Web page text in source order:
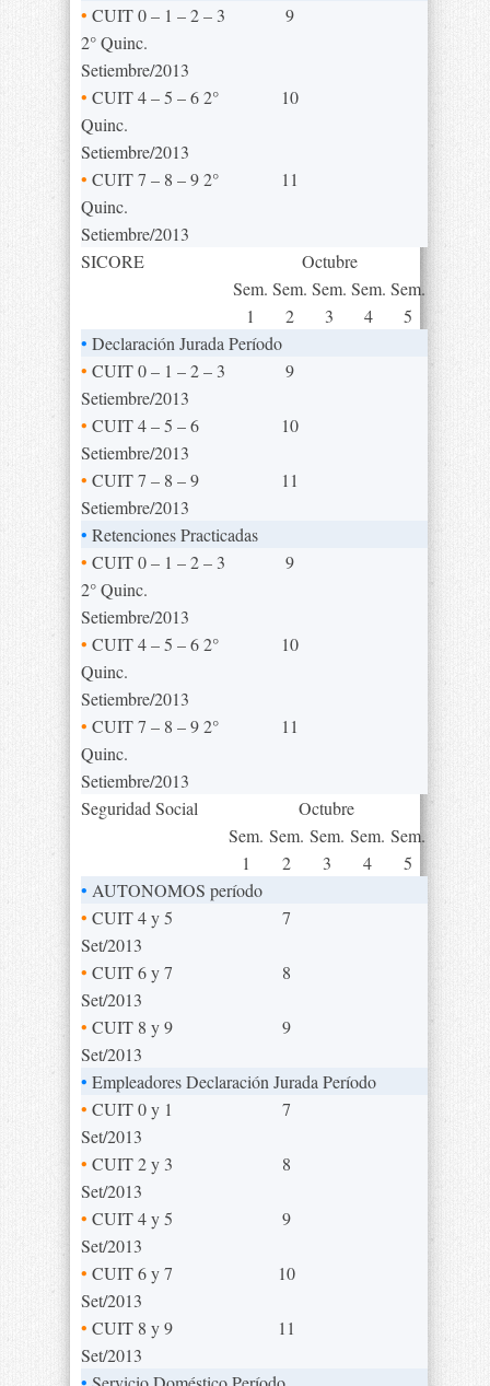
• CUIT 0 – 1 – 2 – 3
2° Quinc.
Setiembre/2013
9
• CUIT 4 – 5 – 6 2°
Quinc.
Setiembre/2013
10
• CUIT 7 – 8 – 9 2°
Quinc.
Setiembre/2013
11
SICORE
Octubre
Sem.
1
Sem.
2
Sem.
3
Sem.
4
Sem.
5
• Declaración Jurada Período
• CUIT 0 – 1 – 2 – 3
Setiembre/2013
9
• CUIT 4 – 5 – 6
Setiembre/2013
10
• CUIT 7 – 8 – 9
Setiembre/2013
11
• Retenciones Practicadas
• CUIT 0 – 1 – 2 – 3
2° Quinc.
Setiembre/2013
9
• CUIT 4 – 5 – 6 2°
Quinc.
Setiembre/2013
10
• CUIT 7 – 8 – 9 2°
Quinc.
Setiembre/2013
11
Seguridad Social
Octubre
Sem.
1
Sem.
2
Sem.
3
Sem.
4
Sem.
5
• AUTONOMOS período
• CUIT 4 y 5
Set/2013
7
• CUIT 6 y 7
Set/2013
8
• CUIT 8 y 9
Set/2013
9
• Empleadores Declaración Jurada Período
• CUIT 0 y 1
Set/2013
7
• CUIT 2 y 3
Set/2013
8
• CUIT 4 y 5
Set/2013
9
• CUIT 6 y 7
Set/2013
10
• CUIT 8 y 9
Set/2013
11